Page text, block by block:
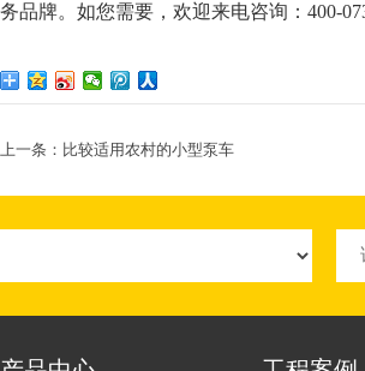
务品牌。如您需要，欢迎来电咨询：400-
上一条： 比较适用农村的小型泵车